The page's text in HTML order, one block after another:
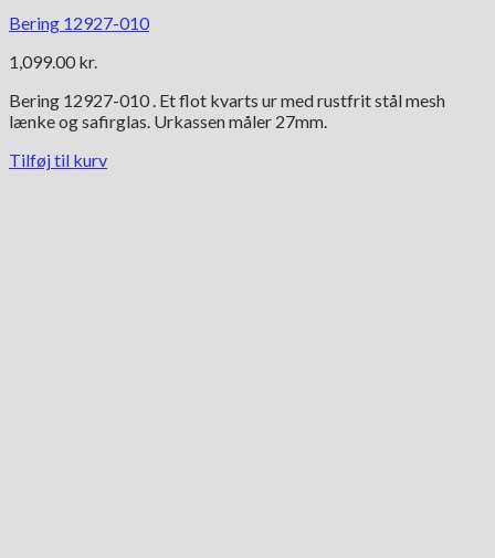
Bering 12927-010
1,099.00 kr.
Bering 12927-010 . Et flot kvarts ur med rustfrit stål mesh
lænke og safirglas. Urkassen måler 27mm.
Tilføj til kurv